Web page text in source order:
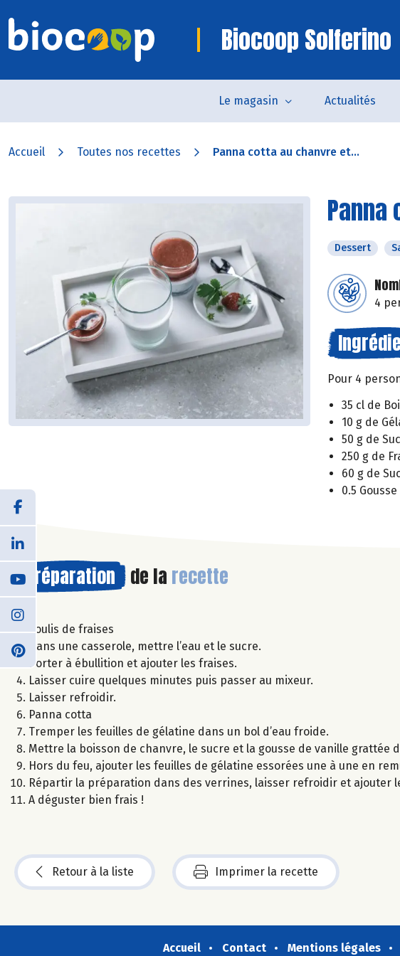
Biocoop Solferino
Le magasin Actualités
Accueil Toutes nos recettes Panna cotta au chanvre et...
Dessert
4
Pour 4
35 cl de
10 g de
50 g de
250 g de
60 g de
0.5
Préparation de la recette
Coulis de fraises
Dans une casserole, mettre l’eau et le sucre.
Porter à ébullition et ajouter les fraises.
Laisser cuire quelques minutes puis passer au mixeur.
Laisser refroidir.
Panna cotta
Tremper les feuilles de gélatine dans un bol d’eau froide.
Mettre la boisson de chanvre, le sucre et la gousse de vanille
Hors du feu, ajouter les feuilles de gélatine essorées une à une en
Répartir la préparation dans des verrines, laisser refroidir et ajouter
A déguster bien frais !
Retour à la liste Imprimer la recette
Accueil Contact Mentions légales